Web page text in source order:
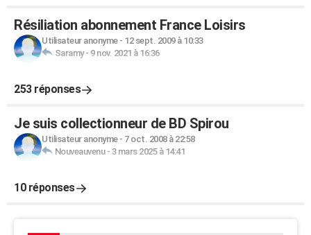
Résiliation abonnement France Loisirs
Utilisateur anonyme- 12 sept. 2009 à 10:33
Saramy- 9 nov. 2021 à 16:36
253 réponses
Je suis collectionneur de BD Spirou
Utilisateur anonyme- 7 oct. 2008 à 22:58
Nouveauvenu- 3 mars 2025 à 14:41
10 réponses